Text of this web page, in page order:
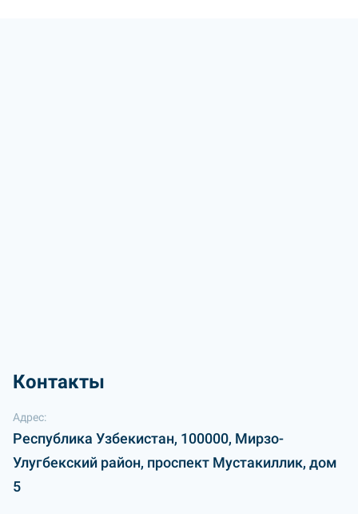
Контакты
Адрес:
Республика Узбекистан, 100000, Мирзо-
Улугбекский район, проспект Мустакиллик, дом
5